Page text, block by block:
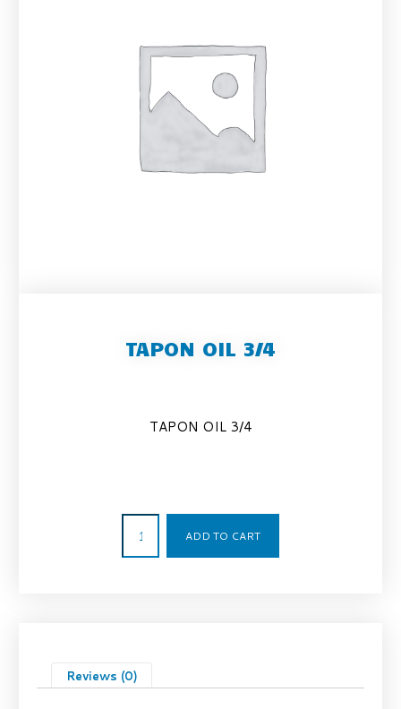
TAPON OIL 3/4
TAPON OIL 3/4
ADD TO CART
Reviews (0)